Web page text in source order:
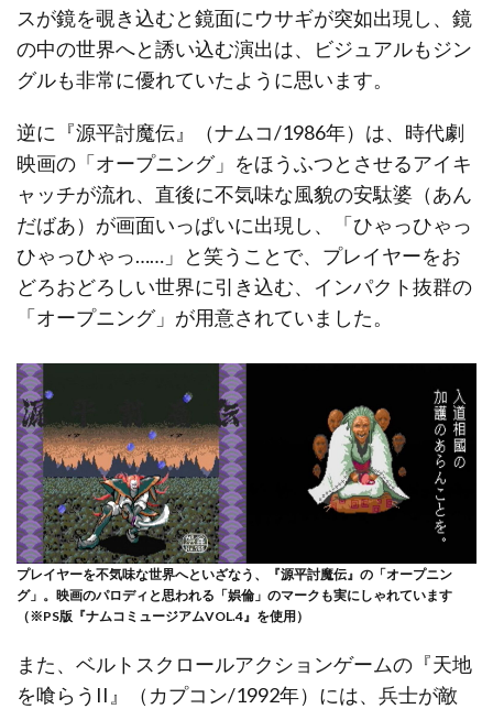
スが鏡を覗き込むと鏡面にウサギが突如出現し、鏡
の中の世界へと誘い込む演出は、ビジュアルもジン
グルも非常に優れていたように思います。
逆に『源平討魔伝』（ナムコ/1986年）は、時代劇
映画の「オープニング」をほうふつとさせるアイキ
ャッチが流れ、直後に不気味な風貌の安駄婆（あん
だばあ）が画面いっぱいに出現し、「ひゃっひゃっ
ひゃっひゃっ……」と笑うことで、プレイヤーをお
どろおどろしい世界に引き込む、インパクト抜群の
「オープニング」が用意されていました。
プレイヤーを不気味な世界へといざなう、『源平討魔伝』の「オープニン
グ」。映画のパロディと思われる「娯倫」のマークも実にしゃれています
（※PS版『ナムコミュージアムVOL.4』を使用）
また、ベルトスクロールアクションゲームの『天地
を喰らうII』（カプコン/1992年）には、兵士が敵